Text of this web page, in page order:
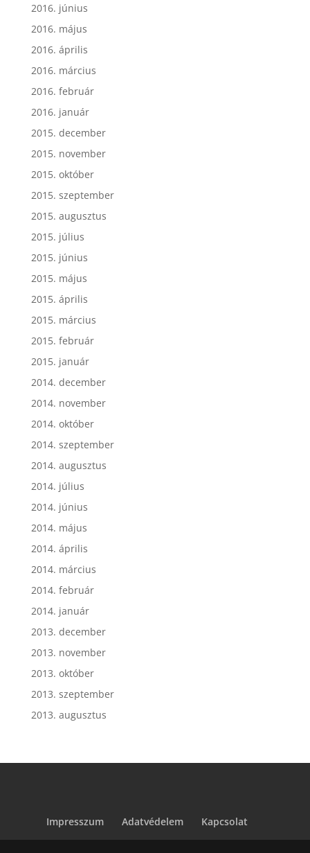
2016. június
2016. május
2016. április
2016. március
2016. február
2016. január
2015. december
2015. november
2015. október
2015. szeptember
2015. augusztus
2015. július
2015. június
2015. május
2015. április
2015. március
2015. február
2015. január
2014. december
2014. november
2014. október
2014. szeptember
2014. augusztus
2014. július
2014. június
2014. május
2014. április
2014. március
2014. február
2014. január
2013. december
2013. november
2013. október
2013. szeptember
2013. augusztus
Impresszum Adatvédelem Kapcsolat